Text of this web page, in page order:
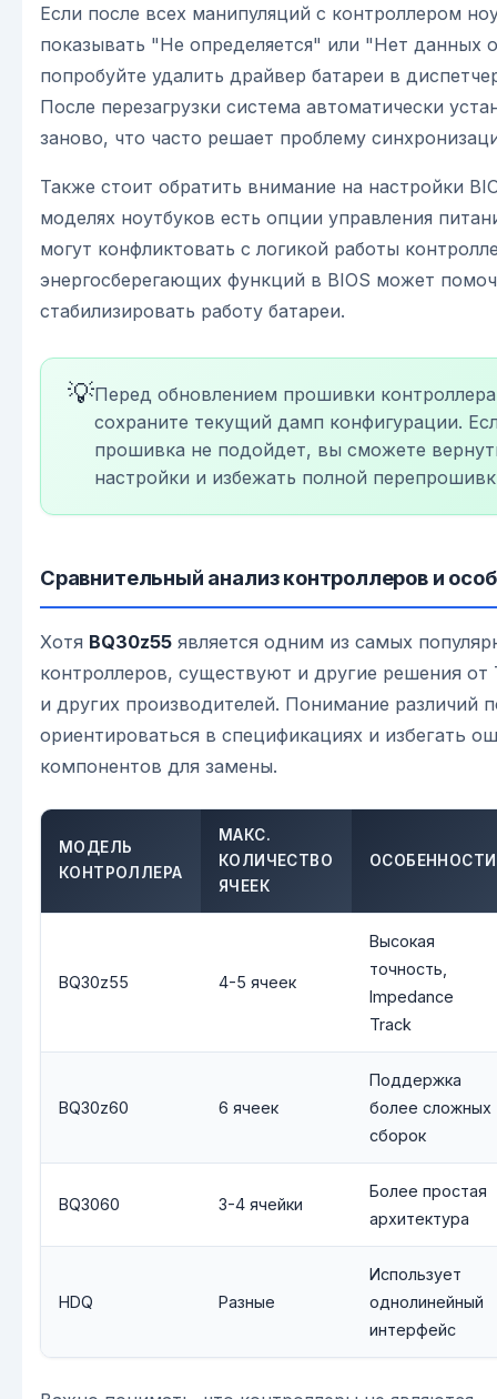
Если после всех манипуляций с контроллером
показывать "Не определяется" или "Нет данных
попробуйте удалить драйвер батареи в
После перезагрузки система автоматически
заново, что часто решает проблему
Также стоит обратить внимание на настройки
моделях ноутбуков есть опции управления
могут конфликтовать с логикой работы
энергосберегающих функций в BIOS может
стабилизировать работу батареи.
💡Перед обновлением прошивки контроллера
сохраните текущий дамп конфигурации.
прошивка не подойдет, вы сможете
настройки и избежать полной
Сравнительный анализ контроллеров и
Хотя BQ30z55 является одним из самых
контроллеров, существуют и другие решения от
и других производителей. Понимание различий
ориентироваться в спецификациях и избегать
компонентов для замены.
МОДЕЛЬ
КОНТРОЛЛЕРА
МАКС.
КОЛИЧЕСТВО
ЯЧЕЕК
ОСОБЕННОСТИ
BQ30z55 4-5 ячеек
Высокая
точность,
Impedance
Track
BQ30z60 6 ячеек
Поддержка
более сложных
сборок
BQ3060 3-4 ячейки
Более простая
архитектура
HDQ Разные
Использует
однолинейный
интерфейс